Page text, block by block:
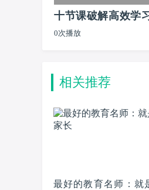
十节课破解高效学
普通生到尖子生的逆
0次播放
相关推荐
最好的教育名师：就